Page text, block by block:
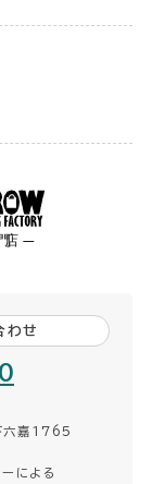
わせ
六嘉1765
ーによる